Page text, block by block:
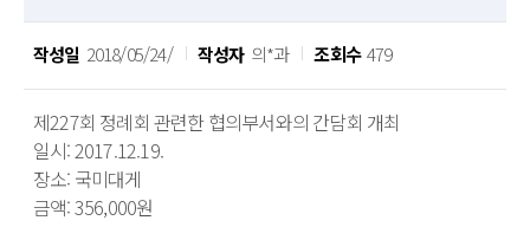
작성일 2018/05/24/ 작성자 의*과 조회수 479
제227회 정례회 관련한 협의부서와의 간담회 개최
일시: 2017.12.19.
장소: 국미대게
금액: 356,000원